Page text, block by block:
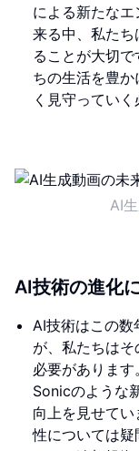
による新たな
来る中、私た
ることが大切
ちの生活を豊
く見守っていく
AI
AI技術の進化
AI技術はこの数
が、私たちは
必要がありま
Sonicのような
向上を見せて
性については